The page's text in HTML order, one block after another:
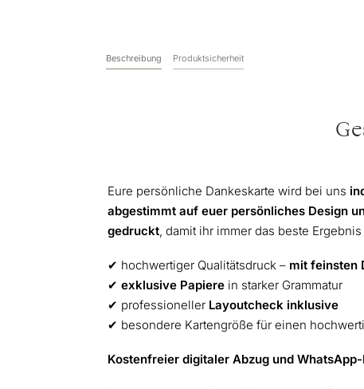
Beschreibung Produktsicherheit
Eure persönliche Dankeskarte wird bei uns
abgestimmt auf euer persönliches Design
gedruckt, damit ihr immer das beste
✔︎ hochwertiger Qualitätsdruck – mit feinsten
✔︎ exklusive Papiere in starker Grammatur
✔︎ professioneller Layoutcheck inklusive
✔︎ besondere Kartengröße für einen
Kostenfreier digitaler Abzug und